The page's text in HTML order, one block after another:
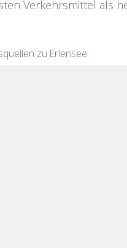
Verkehrsmittel als
zu Erlensee: